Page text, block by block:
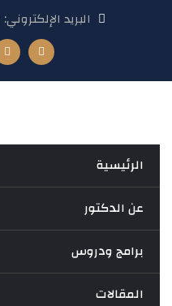
البريد الإلكتروني:
الرئيسية
عن الدكتور
برامج ودروس
المقالات